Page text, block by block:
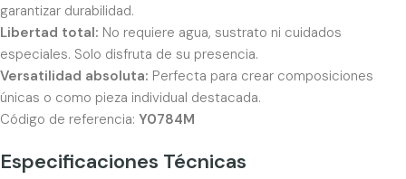
garantizar durabilidad.
Libertad total: No requiere agua, sustrato ni cuidados
especiales. Solo disfruta de su presencia.
Versatilidad absoluta: Perfecta para crear composiciones
únicas o como pieza individual destacada.
Código de referencia: Y0784M
Especificaciones Técnicas